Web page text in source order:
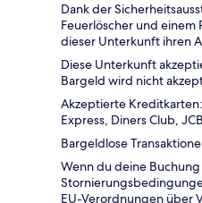
Dank der
Feuerlöscher und einem
dieser Unterkunft ihren
Diese Unterkunft
Bargeld wird nicht
Akzeptierte
Express, Diners Club,
Bargeldlose
Wenn du deine
EU-Verordnungen über